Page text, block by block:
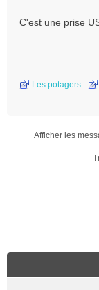
s
e
n
C'est une prise
Les potagers -
Afficher les